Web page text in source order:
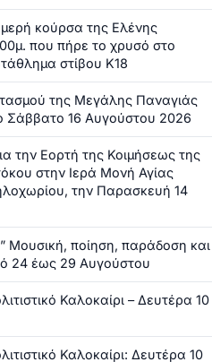
κούρσα της Ελένης
που πήρε το χρυσό στο
στίβου Κ18
της Μεγάλης Παναγιάς
Σάββατο 16 Αυγούστου 2026
την Εορτή της Κοιμήσεως της
στην Ιερά Μονή Αγίας
την Παρασκευή 14
Μουσική, ποίηση, παράδοση και
24 έως 29 Αυγούστου
Καλοκαίρι – Δευτέρα 10
Καλοκαίρι: Δευτέρα 10